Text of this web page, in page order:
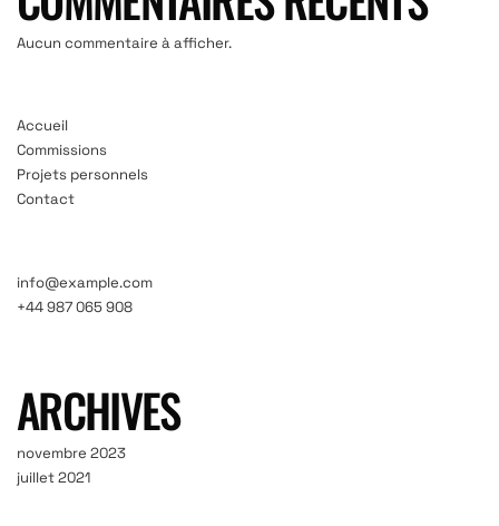
Aucun commentaire à afficher.
Accueil
Commissions
Projets personnels
Contact
info@example.com
+44 987 065 908
ARCHIVES
novembre 2023
juillet 2021